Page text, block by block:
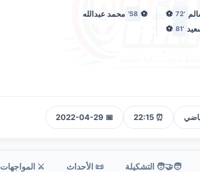
'72
⚽
'81
⚽
⚽
58' محمد عبدالله
⏰ 22:15
📅 2022-04-29
🧑‍🤝‍🧑 التشكيلة 📜 الأحداث ⚔️ المواجهات